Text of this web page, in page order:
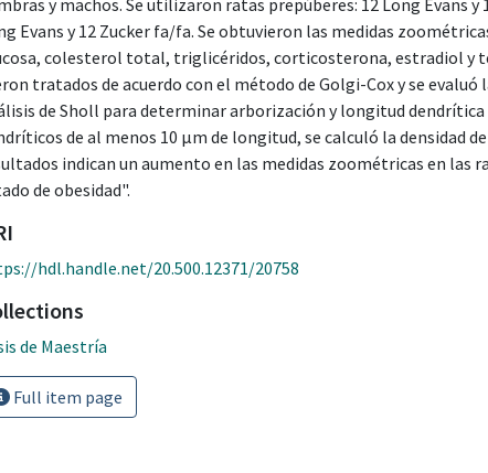
Evans y 12 Zucker fa/fa. Se obtuvieron las medidas
colesterol total, triglicéridos, corticosterona, estradiol y
tratados de acuerdo con el método de Golgi-Cox y se
de Sholl para determinar arborización y longitud
de al menos 10 µm de longitud, se calculó la densidad
indican un aumento en las medidas zoométricas en las
de obesidad".
hdl.handle.net/20.500.12371/20758
de Maestría
Full item page